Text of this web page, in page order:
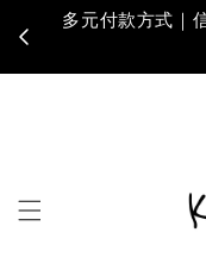
多元付款方式｜